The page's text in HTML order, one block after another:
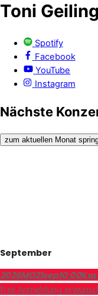
Toni Geiling
Spotify
Facebook
YouTube
Instagram
Nächste
zum aktuellen Monat
September
2026MO21sep10:00
frei! Anmeldung